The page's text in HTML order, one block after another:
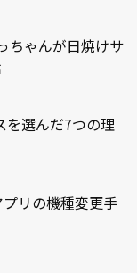
ちゃんが日焼けサ
を選んだ7つの理
リの機種変更手